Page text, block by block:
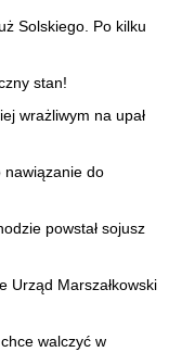
Solskiego. Po kilku
stan!
wrażliwym na upał
nawiązanie do
powstał sojusz
Urząd Marszałkowski
walczyć w